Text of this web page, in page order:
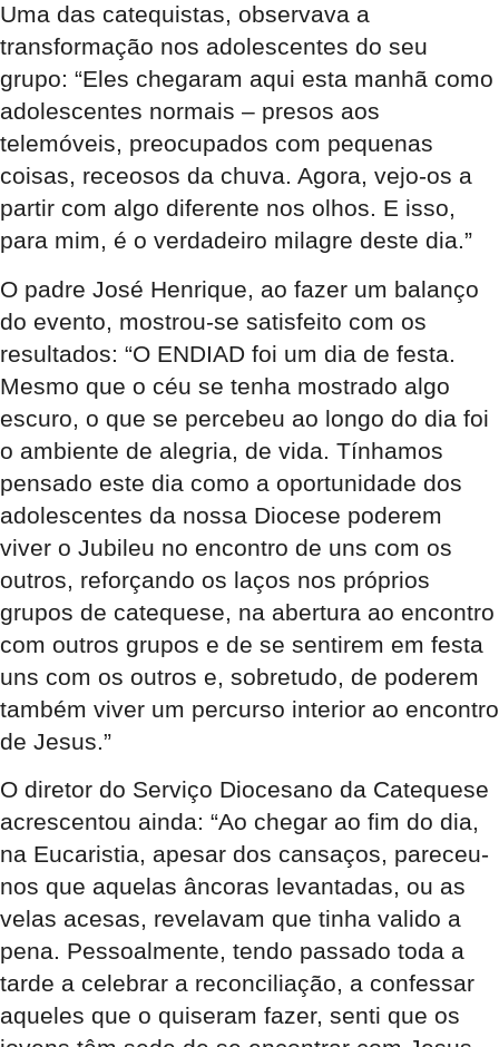
Uma das catequistas, observava a
transformação nos adolescentes do seu
grupo: “Eles chegaram aqui esta manhã como
adolescentes normais – presos aos
telemóveis, preocupados com pequenas
coisas, receosos da chuva. Agora, vejo-os a
partir com algo diferente nos olhos. E isso,
para mim, é o verdadeiro milagre deste dia.”
O padre José Henrique, ao fazer um balanço
do evento, mostrou-se satisfeito com os
resultados: “O ENDIAD foi um dia de festa.
Mesmo que o céu se tenha mostrado algo
escuro, o que se percebeu ao longo do dia foi
o ambiente de alegria, de vida. Tínhamos
pensado este dia como a oportunidade dos
adolescentes da nossa Diocese poderem
viver o Jubileu no encontro de uns com os
outros, reforçando os laços nos próprios
grupos de catequese, na abertura ao encontro
com outros grupos e de se sentirem em festa
uns com os outros e, sobretudo, de poderem
também viver um percurso interior ao encontro
de Jesus.”
O diretor do Serviço Diocesano da Catequese
acrescentou ainda: “Ao chegar ao fim do dia,
na Eucaristia, apesar dos cansaços, pareceu-
nos que aquelas âncoras levantadas, ou as
velas acesas, revelavam que tinha valido a
pena. Pessoalmente, tendo passado toda a
tarde a celebrar a reconciliação, a confessar
aqueles que o quiseram fazer, senti que os